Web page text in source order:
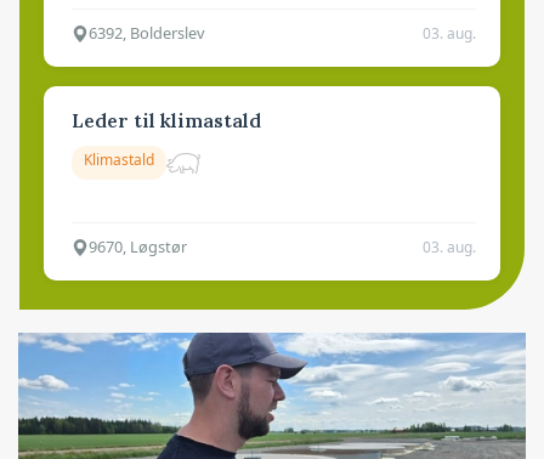
6392, Bolderslev 03. aug.
Leder til klimastald
Klimastald
9670, Løgstør 03. aug.